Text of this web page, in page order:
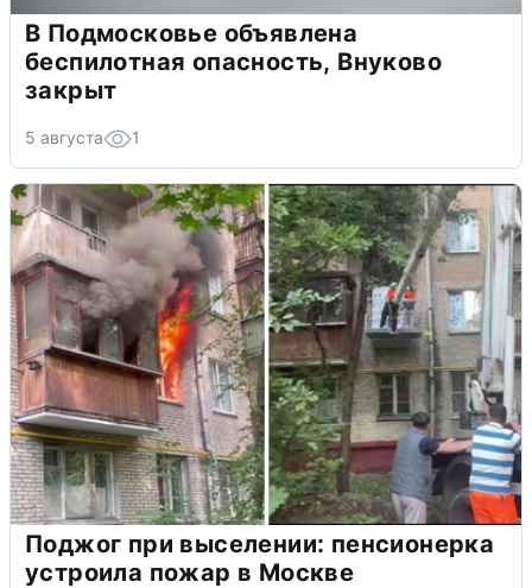
В Подмосковье объявлена
беспилотная опасность, Внуково
закрыт
5 августа 1
Поджог при выселении: пенсионерка
устроила пожар в Москве